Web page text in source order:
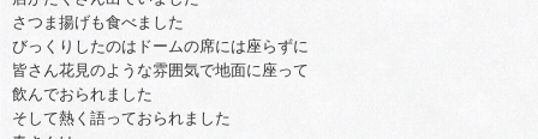
さつま揚げも食べました
びっくりしたのはドームの席には座らずに
皆さん花見のような雰囲気で地面に座って
飲んでおられました
そして熱く語っておられました